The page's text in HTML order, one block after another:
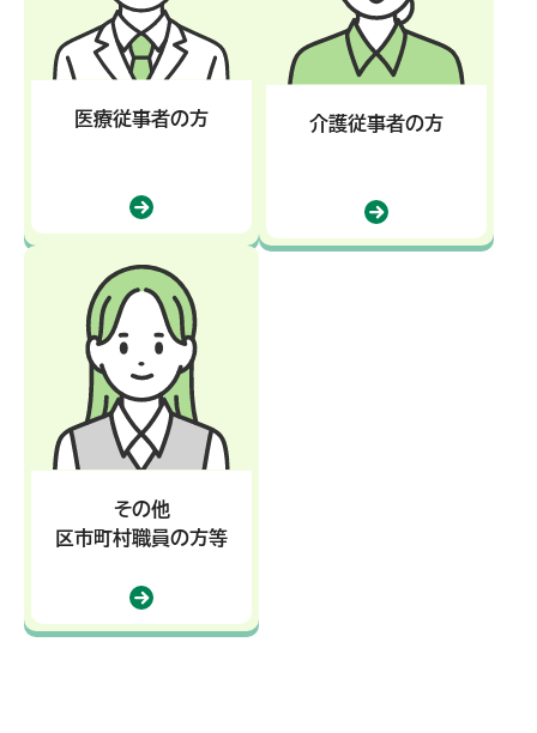
医療従事者の方 介護従事者の方
その他
区市町村職員の方等